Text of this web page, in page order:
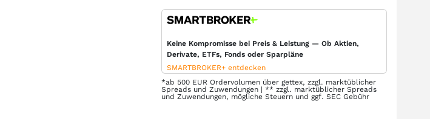
Keine Kompromisse bei Preis & Leistung — Ob Aktien,
Derivate, ETFs, Fonds oder Sparpläne
SMARTBROKER+ entdecken
*ab 500 EUR Ordervolumen über gettex, zzgl. marktüblicher
Spreads und Zuwendungen | ** zzgl. marktüblicher Spreads
und Zuwendungen, mögliche Steuern und ggf. SEC Gebühr